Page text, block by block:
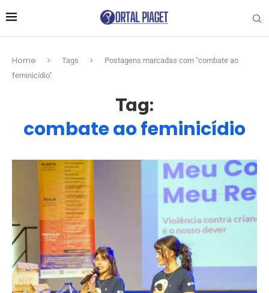
Home Tags
Postagens marcadas com "combate ao
feminicídio"
Tag:
combate ao feminicídio